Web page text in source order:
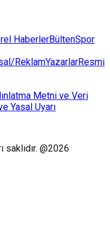
HaberlerBültenSpor
ReklamYazarlarResmi
Metni ve Veri
Yasal Uyarı
saklıdır. @2026